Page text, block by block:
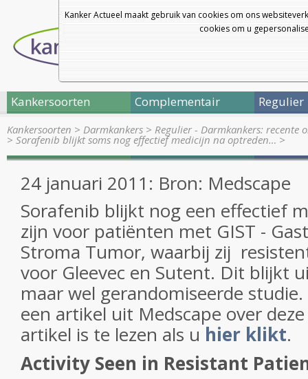
Kanker Actueel maakt gebruik van cookies om ons
cookies om u
Kankersoorten Complementair Regulier
Kankersoorten > Darmkankers > Regulier - Darmkankers: recente
> Sorafenib blijkt soms nog effectief medicijn na optreden… >
24 januari 2011: Bron: Medscape
Sorafenib blijkt nog een effectief
zijn voor patiënten met GIST -
Stroma Tumor, waarbij zij
voor Gleevec en Sutent. Dit blijkt
maar wel gerandomiseerde
een artikel uit Medscape over
artikel is te lezen als u hier klikt.
Activity Seen in Resistant